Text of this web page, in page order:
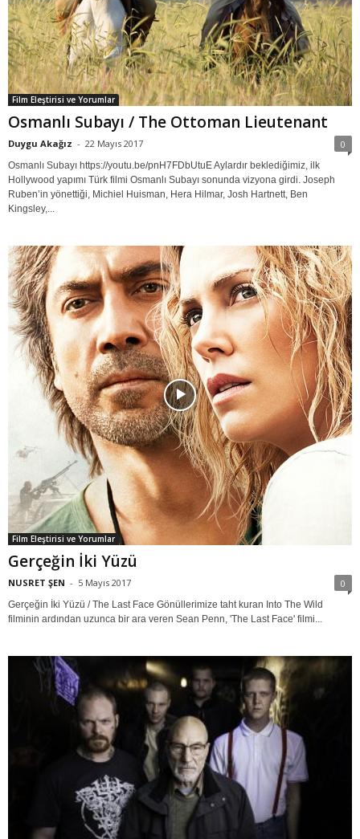
Film Eleştirisi ve Yorumlar
Osmanlı Subayı / The Ottoman Lieutenant
Duygu Akağız - 22 Mayıs 2017 0
Osmanlı Subayı https://youtu.be/pnH7FDbUtuE Aylardır beklediğimiz, ilk
Hollywood yapımı Türk filmi Osmanlı Subayı sonunda vizyona girdi. Joseph
Ruben’in yönettiği, Michiel Huisman, Hera Hilmar, Josh Hartnett, Ben
Kingsley,...
Film Eleştirisi ve Yorumlar
Gerçeğin İki Yüzü
NUSRET ŞEN - 5 Mayıs 2017 0
Gerçeğin İki Yüzü / The Last Face Gönüllerimize taht kuran Into The Wild
filminin ardından uzunca bir ara veren Sean Penn, 'The Last Face' filmi...